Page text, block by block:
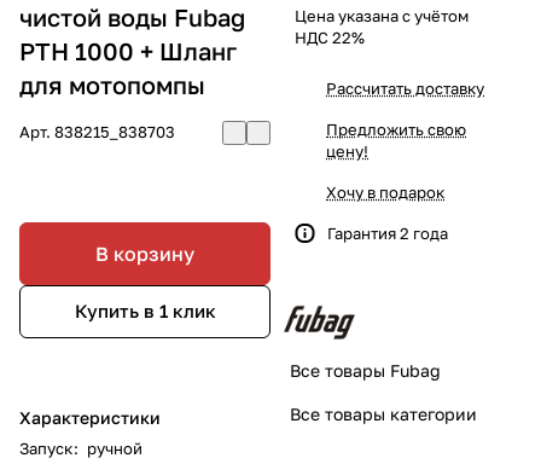
чистой воды Fubag
PTH 1000 + Шланг
для мотопомпы
Арт. 838215_838703
В корзину
Купить в 1 клик
Характеристики
Запуск: ручной
Цена указана с учётом
НДС 22%
Рассчитать доставку
Предложить свою
цену!
Хочу в подарок
Гарантия 2 года
Все товары Fubag
Все товары категории